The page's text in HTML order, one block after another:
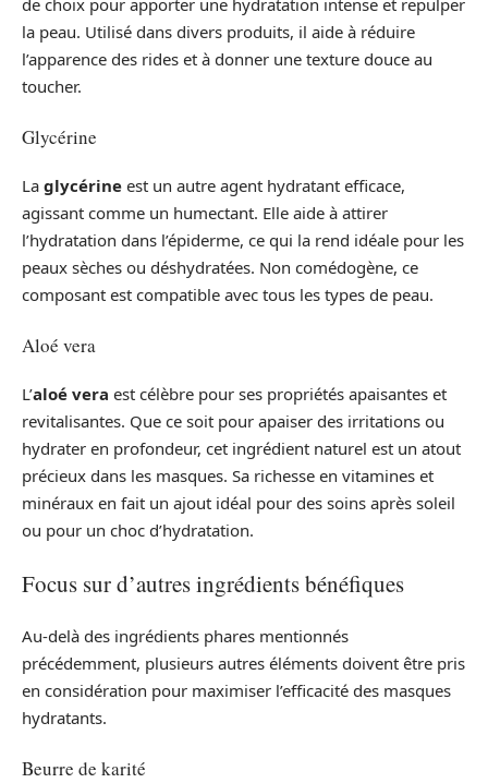
de choix pour apporter une hydratation intense et repulper
la peau. Utilisé dans divers produits, il aide à réduire
l’apparence des rides et à donner une texture douce au
toucher.
Glycérine
La glycérine est un autre agent hydratant efficace,
agissant comme un humectant. Elle aide à attirer
l’hydratation dans l’épiderme, ce qui la rend idéale pour les
peaux sèches ou déshydratées. Non comédogène, ce
composant est compatible avec tous les types de peau.
Aloé vera
L’aloé vera est célèbre pour ses propriétés apaisantes et
revitalisantes. Que ce soit pour apaiser des irritations ou
hydrater en profondeur, cet ingrédient naturel est un atout
précieux dans les masques. Sa richesse en vitamines et
minéraux en fait un ajout idéal pour des soins après soleil
ou pour un choc d’hydratation.
Focus sur d’autres ingrédients bénéfiques
Au-delà des ingrédients phares mentionnés
précédemment, plusieurs autres éléments doivent être pris
en considération pour maximiser l’efficacité des masques
hydratants.
Beurre de karité